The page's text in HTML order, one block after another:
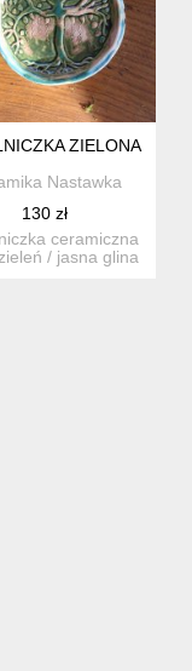
CERAMICZNA,
ZIELONA
Nastawka
130 zł
ceramiczna
/ jasna glina